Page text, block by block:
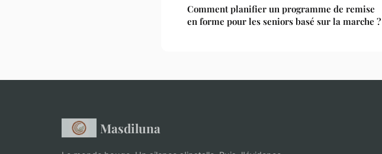
Comment planifier un programme de remise
en forme pour les seniors basé sur la marche ?
Masdiluna